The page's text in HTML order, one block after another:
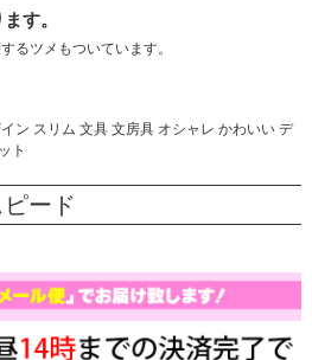
す。
るツメもついています。
ン スリム 文具 文房具 オシャレ かわいい デ
ト
ード